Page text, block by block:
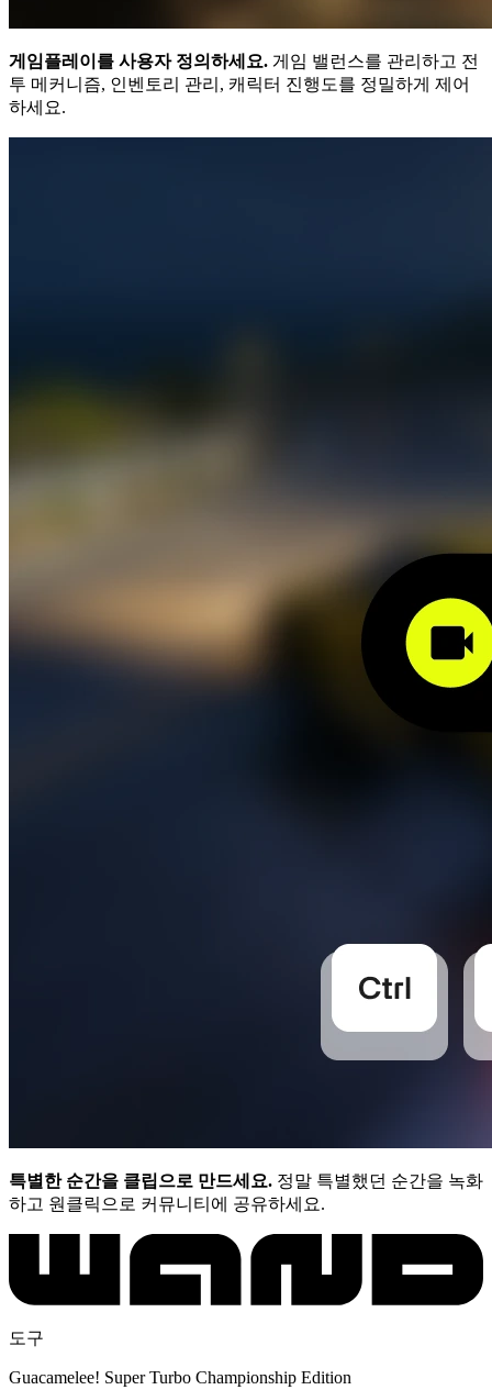
게임플레이를 사용자 정의하세요. 게임 밸런스를 관리하고 전
투 메커니즘, 인벤토리 관리, 캐릭터 진행도를 정밀하게 제어
하세요.
특별한 순간을 클립으로 만드세요. 정말 특별했던 순간을 녹화
하고 원클릭으로 커뮤니티에 공유하세요.
도구
Guacamelee! Super Turbo Championship Edition